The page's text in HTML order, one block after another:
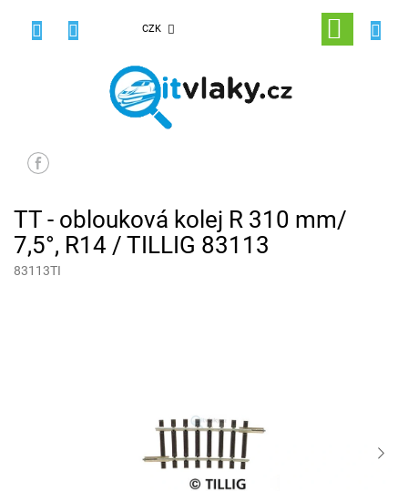
CZK
NÁKUPNÍ
KOŠÍK
TT - oblouková kolej R 310 mm/
7,5°, R14 / TILLIG 83113
83113TI